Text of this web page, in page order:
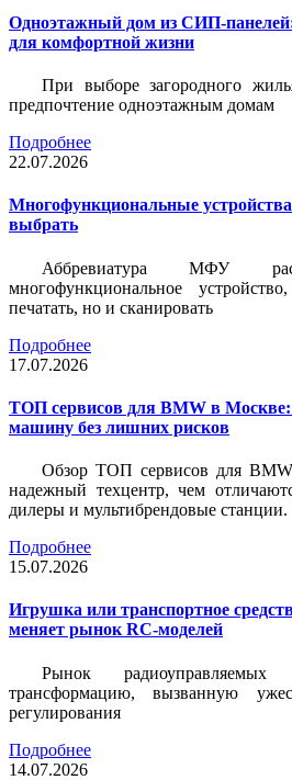
Одноэтажный дом из СИП-
для комфортной жизни
При выборе загородного
предпочтение одноэтажным домам
Подробнее
22.07.2026
Многофункциональные
выбрать
Аббревиатура МФУ
многофункциональное
печатать, но и сканировать
Подробнее
17.07.2026
ТОП сервисов для BMW в Москве:
машину без лишних рисков
Обзор ТОП сервисов для
надежный техцентр, чем
дилеры и мультибрендовые станции.
Подробнее
15.07.2026
Игрушка или транспортное
меняет рынок RC-моделей
Рынок радиоуправляемых
трансформацию, вызванную
регулирования
Подробнее
14.07.2026